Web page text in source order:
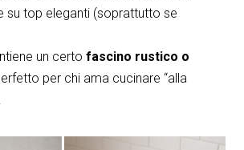
su top eleganti (soprattutto se
un certofascino rustico o
per chi ama cucinare “alla